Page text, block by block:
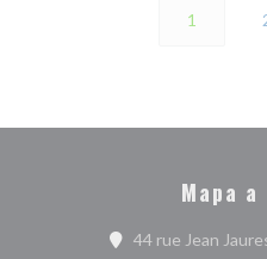
1
Mapa
44 rue Jean